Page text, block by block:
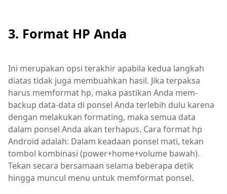
3. Format HP Anda
Ini merupakan opsi terakhir apabila kedua langkah
diatas tidak juga membuahkan hasil. Jika terpaksa
harus memformat hp, maka pastikan Anda mem-
backup data-data di ponsel Anda terlebih dulu karena
dengan melakukan formating, maka semua data
dalam ponsel Anda akan terhapus. Cara format hp
Android adalah: Dalam keadaan ponsel mati, tekan
tombol kombinasi (power+home+volume bawah).
Tekan secara bersamaan selama beberapa detik
hingga muncul menu untuk memformat ponsel.